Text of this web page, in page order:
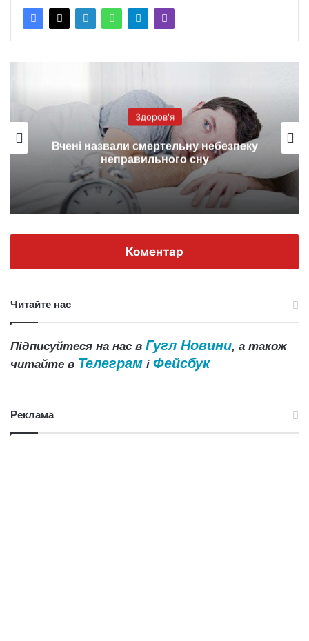
Здоров'я
Вчені назвали смертельну небезпеку
неправильного сну
Коментар
Читайте нас
Підписуйтеся на нас в Гугл Новини, а також
читайте в Телеграм і Фейсбук
Реклама